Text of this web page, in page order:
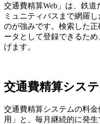
交通費精算Web」は、鉄
ミュニティバスまで網羅
のが強みです。検索した
ータとして登録できるた
げます。
交通費精算シス
交通費精算システムの料
用」と、毎月継続的に発